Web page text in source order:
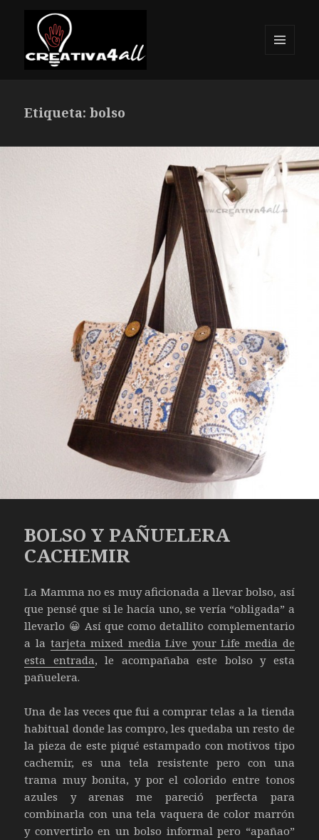
Etiqueta: bolso
BOLSO Y PAÑUELERA
CACHEMIR
La Mamma no es muy aficionada a llevar bolso, así
que pensé que si le hacía uno, se vería “obligada” a
llevarlo 😀 Así que como detallito complementario
a la tarjeta mixed media Live your Life media de
esta entrada, le acompañaba este bolso y esta
pañuelera.
Una de las veces que fui a comprar telas a la tienda
habitual donde las compro, les quedaba un resto de
la pieza de este piqué estampado con motivos tipo
cachemir, es una tela resistente pero con una
trama muy bonita, y por el colorido entre tonos
azules y arenas me pareció perfecta para
combinarla con una tela vaquera de color marrón
y convertirlo en un bolso informal pero “apañao”